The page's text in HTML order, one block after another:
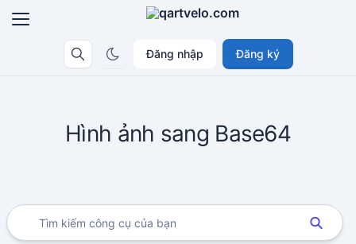
Đăng nhập Đăng ký
Hình ảnh sang Base64